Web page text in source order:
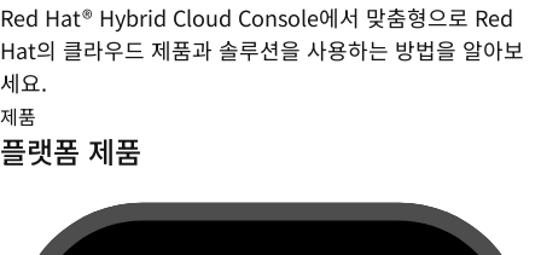
Red Hat® Hybrid Cloud Console에서 맞춤형으로 Red
Hat의 클라우드 제품과 솔루션을 사용하는 방법을 알아보
세요.
제품
플랫폼 제품